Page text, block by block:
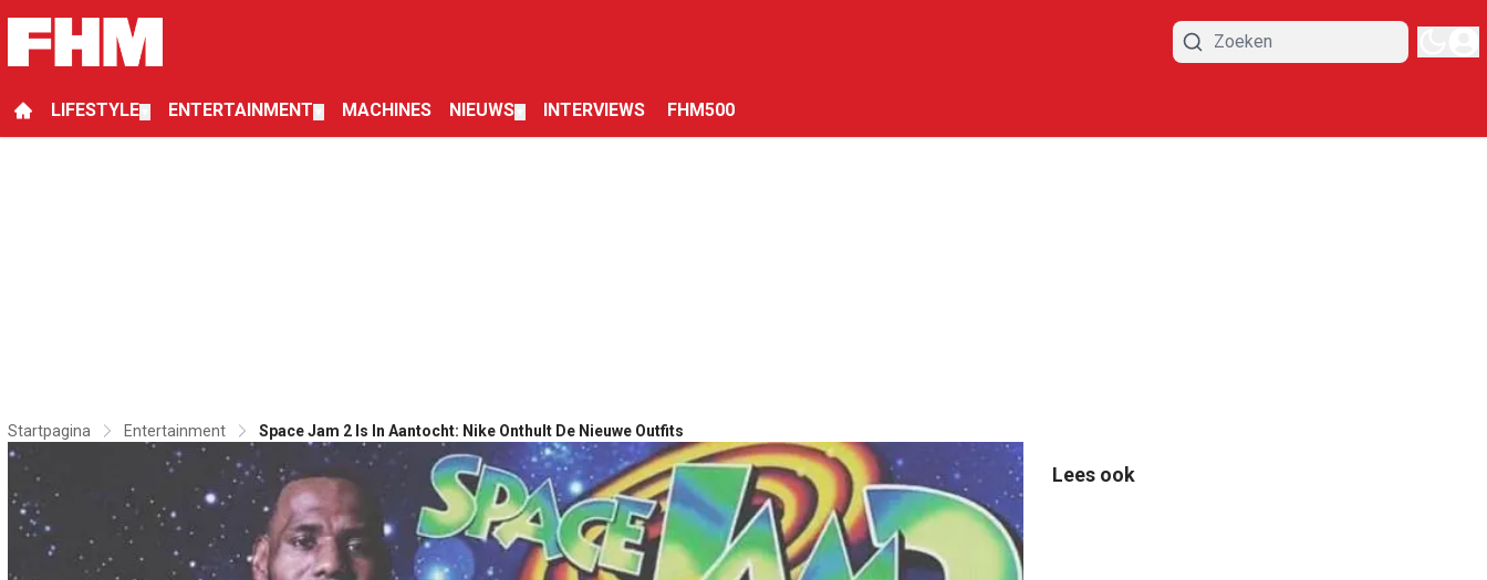
LIFESTYLE ENTERTAINMENT MACHINES NIEUWS INTERVIEWS FHM500
Startpagina Entertainment Space Jam 2 Is In Aantocht: Nike Onthult De Nieuwe Outfits
Lees ook